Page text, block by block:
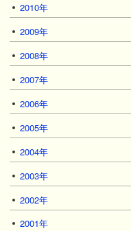
2010年
2009年
2008年
2007年
2006年
2005年
2004年
2003年
2002年
2001年